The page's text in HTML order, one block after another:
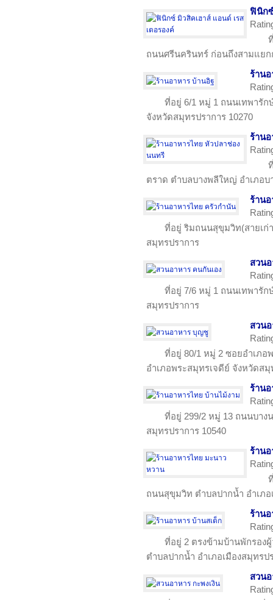
ฟินิกซ์
ถนนศรีนครินทร์ ก่อนถึงสามแย
ร้านอ
ที่อยู่ 6/1 หมู่ 1 ถนนเทพารัก
จังหวัดสมุทรปราการ 10270
ร้าน
ตราด ตำบลบางพลีใหญ่ อำเภอบ
ร้าน
ที่อยู่ ริมถนนสุขุมวิท(สายเก่
สมุทรปราการ
สวน
ที่อยู่ 7/6 หมู่ 1 ถนนเทพารัก
สมุทรปราการ
สวน
ที่อยู่ 80/1 หมู่ 2 ซอยอำเภ
อำเภอพระสมุทรเจดีย์ จังหวัดสมุ
ร้านอ
ที่อยู่ 299/2 หมู่ 13 ถนนบาง
สมุทรปราการ 10540
ร้าน
ถนนสุขุมวิท ตำบลปากน้ำ อำเภอ
ร้านอ
ที่อยู่ 2 ตรงข้ามบ้านพักรอง
ตำบลปากน้ำ อำเภอเมืองสมุทรป
สวนอ